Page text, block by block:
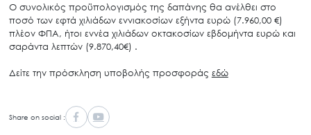
Ο συνολικός προϋπολογισμός της δαπάνης θα ανέλθει στο
ποσό των εφτά χιλιάδων εννιακοσίων εξήντα ευρώ (7.960,00 €)
πλέον ΦΠΑ, ήτοι εννέα χιλιάδων οκτακοσίων εβδομήντα ευρώ και
σαράντα λεπτών (9.870,40€) .
Δείτε την πρόσκληση υποβολής προσφοράς εδώ
Share on social :